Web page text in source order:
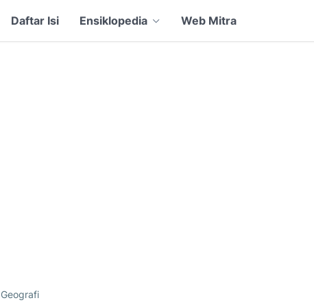
Daftar Isi Ensiklopedia Web Mitra
Geografi